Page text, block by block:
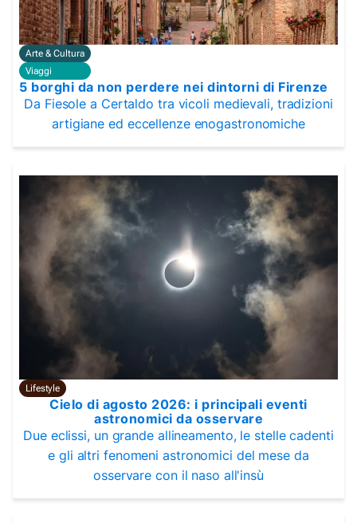
Arte & Cultura
Viaggi
5 borghi da non perdere nei dintorni di Firenze
Da Fiesole a Certaldo tra vicoli medievali, tradizioni
artigiane ed eccellenze enogastronomiche
Lifestyle
Cielo di agosto 2026: i principali eventi
astronomici da osservare
Due eclissi, un grande allineamento, le stelle cadenti
e gli altri fenomeni astronomici del mese da
osservare con il naso all'insù